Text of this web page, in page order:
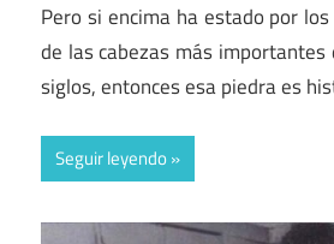
Pero si encima ha estado por
de las cabezas más
siglos, entonces esa piedra es
Seguir leyendo